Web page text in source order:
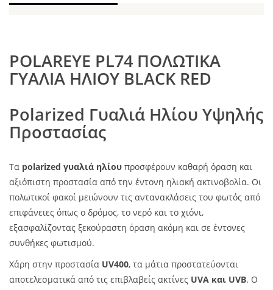
POLAREYE PL74 ΠΟΛΩΤΙΚΑ
ΓΥΑΛΙΑ ΗΛΙΟΥ BLACK RED
Polarized Γυαλιά Ηλίου Υψηλής
Προστασίας
Τα polarized γυαλιά ηλίου προσφέρουν καθαρή όραση και
αξιόπιστη προστασία από την έντονη ηλιακή ακτινοβολία. Οι
πολωτικοί φακοί μειώνουν τις αντανακλάσεις του φωτός από
επιφάνειες όπως ο δρόμος, το νερό και το χιόνι,
εξασφαλίζοντας ξεκούραστη όραση ακόμη και σε έντονες
συνθήκες φωτισμού.
Χάρη στην προστασία UV400, τα μάτια προστατεύονται
αποτελεσματικά από τις επιβλαβείς ακτίνες UVA και UVB. Ο